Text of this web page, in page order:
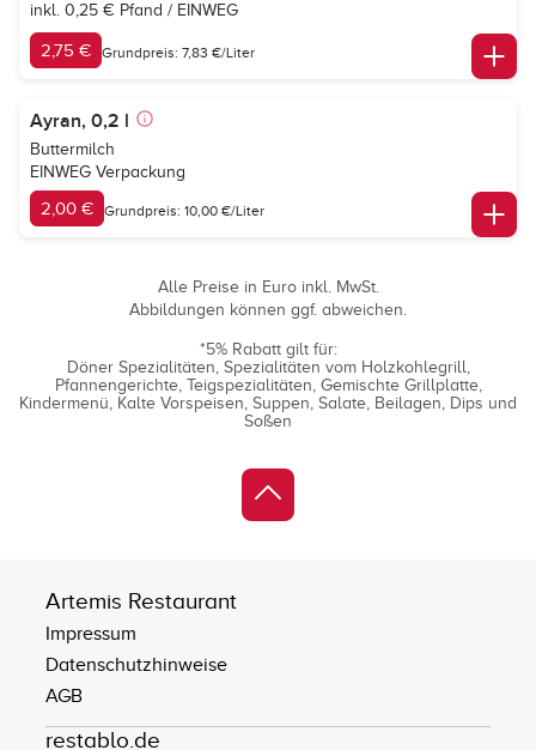
inkl. 0,25 € Pfand / EINWEG
2,75 € Grundpreis: 7,83 €/Liter
Ayran, 0,2 l
Buttermilch
EINWEG Verpackung
2,00 € Grundpreis: 10,00 €/Liter
Alle Preise in Euro inkl. MwSt.
Abbildungen können ggf. abweichen.
*5% Rabatt gilt für:
Döner Spezialitäten Spezialitäten vom Holzkohlegrill
Pfannengerichte Teigspezialitäten Gemischte Grillplatte
Kindermenü
Kalte Vorspeisen Suppen Salate Beilagen
Dips und
Soßen
Artemis Restaurant
Impressum
Datenschutzhinweise
AGB
restablo.de